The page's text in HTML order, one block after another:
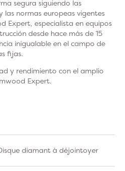
segura siguiendo las
las normas europeas vigentes
Expert, especialista en equipos
desde hace más de 15
inigualable en el campo de
fijas.
y rendimiento con el amplio
Expert.
diamant à déjointoyer